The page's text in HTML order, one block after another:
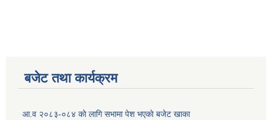
बजेट तथा कार्यक्रम
आ.व २०८३-०८४ काे लागि सभामा पेश भएकाे बजेट खाका